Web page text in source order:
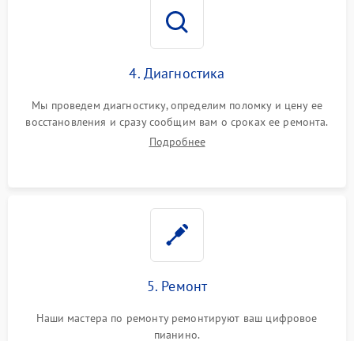
4. Диагностика
Мы проведем диагностику, определим поломку и цену ее
восстановления и сразу сообщим вам о сроках ее ремонта.
Подробнее
5. Ремонт
Наши мастера по ремонту ремонтируют ваш цифровое
пианино.